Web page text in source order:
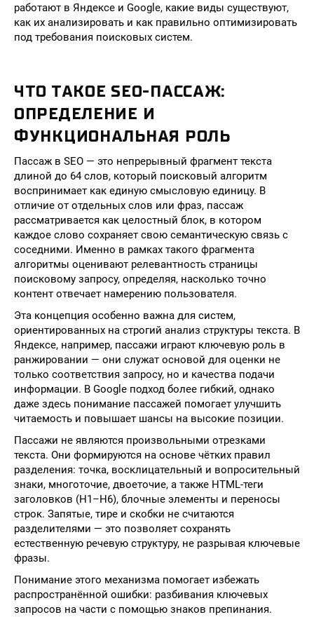
работают в Яндексе и Google, какие виды существуют,
как их анализировать и как правильно оптимизировать
под требования поисковых систем.
ЧТО ТАКОЕ SEO-ПАССАЖ:
ОПРЕДЕЛЕНИЕ И
ФУНКЦИОНАЛЬНАЯ РОЛЬ
Пассаж в SEO — это непрерывный фрагмент текста
длиной до 64 слов, который поисковый алгоритм
воспринимает как единую смысловую единицу. В
отличие от отдельных слов или фраз, пассаж
рассматривается как целостный блок, в котором
каждое слово сохраняет свою семантическую связь с
соседними. Именно в рамках такого фрагмента
алгоритмы оценивают релевантность страницы
поисковому запросу, определяя, насколько точно
контент отвечает намерению пользователя.
Эта концепция особенно важна для систем,
ориентированных на строгий анализ структуры текста. В
Яндексе, например, пассажи играют ключевую роль в
ранжировании — они служат основой для оценки не
только соответствия запросу, но и качества подачи
информации. В Google подход более гибкий, однако
даже здесь понимание пассажей помогает улучшить
читаемость и повышает шансы на высокие позиции.
Пассажи не являются произвольными отрезками
текста. Они формируются на основе чётких правил
разделения: точка, восклицательный и вопросительный
знаки, многоточие, двоеточие, а также HTML-теги
заголовков (H1–H6), блочные элементы и переносы
строк. Запятые, тире и скобки не считаются
разделителями — это позволяет сохранять
естественную речевую структуру, не разрывая ключевые
фразы.
Понимание этого механизма помогает избежать
распространённой ошибки: разбивания ключевых
запросов на части с помощью знаков препинания.